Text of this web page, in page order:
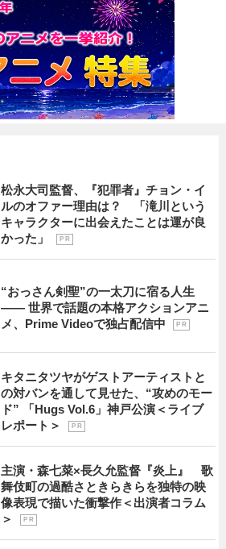
松永大司監督、『犯罪者』チョン・イ
ルのオファー理由は？ 「滝川という
キャラクターに出会えたことは運が良
かった」
P R
“おっさん剣聖”の一太刀に宿る人生
―― 世界で話題の本格アクションアニ
メ、Prime Videoで独占配信中
P R
キタニタツヤがゲストアーティストと
の対バンを通して見せた、“攻めのモー
ド” 「Hugs Vol.6」神戸公演＜ライブ
レポート＞
P R
主演・森七菜×長久允監督『炎上』 歌
舞伎町の過酷さときらきらを独特の映
像表現で描いた衝撃作＜出演者コラム
＞
P R